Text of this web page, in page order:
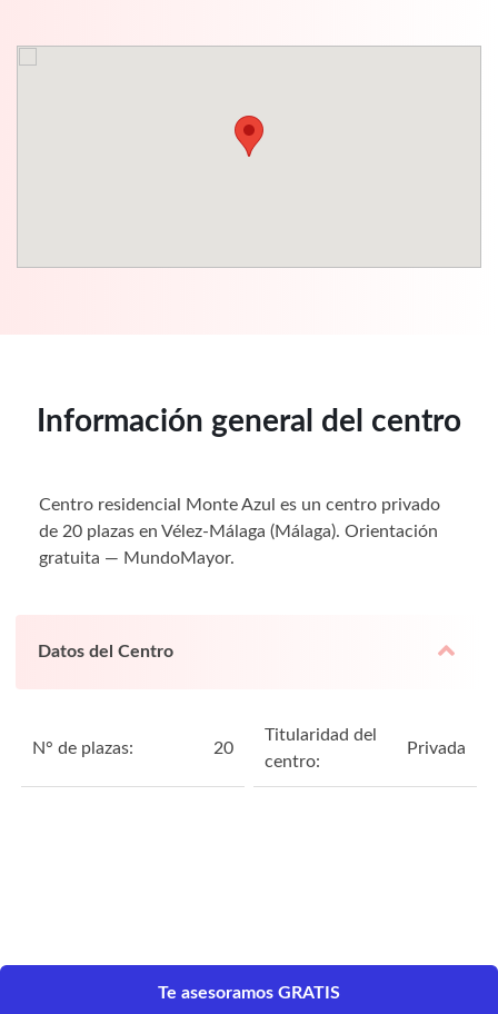
Información general del centro
Centro residencial Monte Azul es un centro privado
de 20 plazas en Vélez-Málaga (Málaga). Orientación
gratuita — MundoMayor.
Datos del Centro
N° de plazas: 20
Titularidad del
centro:
Privada
Te asesoramos GRATIS